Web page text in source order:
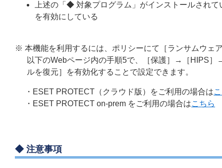
上述の「◆ 対象プログラム」がインストールされ
を有効にしている
※ 本機能を利用するには、ポリシーにて［ランサムウェ
以下のWebページ内の手順5で、［保護］→［HIPS
ルを復元］を有効化することで設定できます。
・ESET PROTECT（クラウド版）をご利用の場合は
・ESET PROTECT on-prem をご利用の場合はこちら
◆ 注意事項